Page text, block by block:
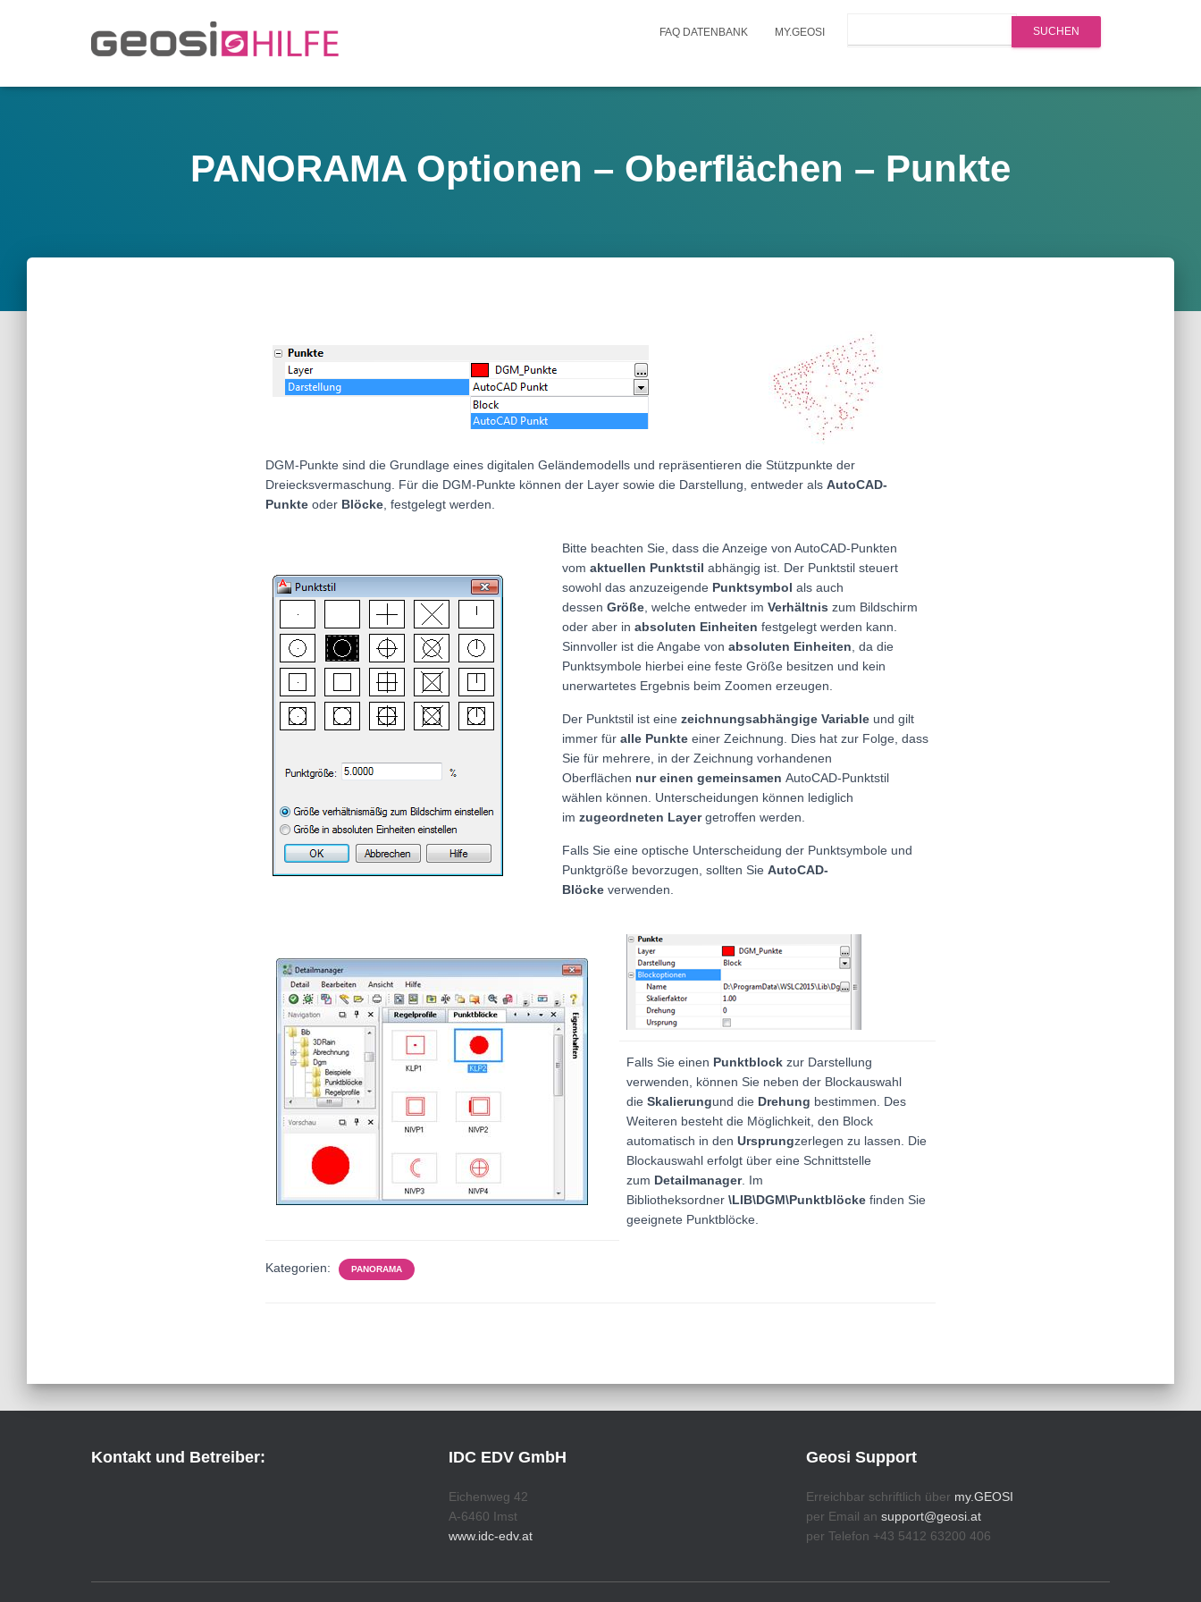
FAQ DATENBANK MY.GEOSI
PANORAMA Optionen – Oberflächen – Punkte
DGM-Punkte sind die Grundlage eines digitalen Geländemodells und repräsentieren die Stützpunkte der
Dreiecksvermaschung. Für die DGM-Punkte können der Layer sowie die Darstellung, entweder als AutoCAD-
Punkte oder Blöcke , festgelegt werden.
Bitte beachten Sie, dass die Anzeige von AutoCAD-Punkten
vom aktuellen Punktstil abhängig ist. Der Punktstil steuert
sowohl das anzuzeigende Punktsymbol als auch
dessen Größe , welche entweder im Verhältnis zum Bildschirm
oder aber in absoluten Einheiten festgelegt werden kann.
Sinnvoller ist die Angabe von absoluten Einheiten , da die
Punktsymbole hierbei eine feste Größe besitzen und kein
unerwartetes Ergebnis beim Zoomen erzeugen.
Der Punktstil ist eine zeichnungsabhängige Variable und gilt
immer für alle Punkte einer Zeichnung. Dies hat zur Folge, dass
Sie für mehrere, in der Zeichnung vorhandenen
Oberflächen nur einen gemeinsamen AutoCAD-Punktstil
wählen können. Unterscheidungen können lediglich
im zugeordneten Layer getroffen werden.
Falls Sie eine optische Unterscheidung der Punktsymbole und
Punktgröße bevorzugen, sollten Sie AutoCAD-
Blöcke verwenden.
Falls Sie einen Punktblock zur Darstellung
verwenden, können Sie neben der Blockauswahl
die Skalierungund die Drehung bestimmen. Des
Weiteren besteht die Möglichkeit, den Block
automatisch in den Ursprungzerlegen zu lassen. Die
Blockauswahl erfolgt über eine Schnittstelle
zum Detailmanager. Im
Bibliotheksordner \LIB\DGM\Punktblöcke finden Sie
geeignete Punktblöcke.
Kategorien: PANORAMA
Kontakt und Betreiber: IDC EDV GmbH
Eichenweg 42
A-6460 Imst
www.idc-edv.at
Geosi Support
Erreichbar schriftlich über my.GEOSI
per Email an support@geosi.at
per Telefon +43 5412 63200 406